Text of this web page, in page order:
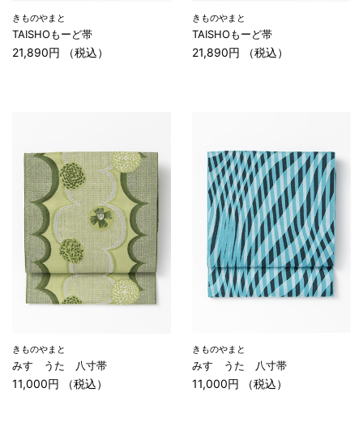
きものやまと
TAISHOもーど帯
21,890円 （税込）
きものやまと
TAISHOもーど帯
21,890円 （税込）
きものやまと
みすゞうた 八寸帯
11,000円 （税込）
きものやまと
みすゞうた 八寸帯
11,000円 （税込）